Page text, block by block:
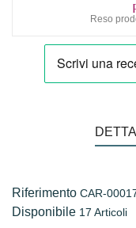
Reso
Riferimento CAR-
Disponibile 17 Articoli